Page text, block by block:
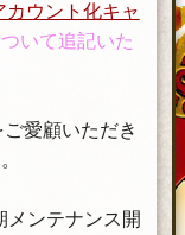
カウント化キャ
いて追記いた
愛顧いただき
メンテナンス開